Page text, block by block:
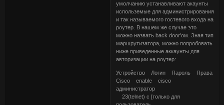
умолчанию устанавливают акаунты
использемые для администрирования
и так называемого гостевого входа на
роутер. В нашем же случае это
можно назвать back door'ом. Зная тип
маршрутизатора, можно попробовать
ниже приведенные аккаунты для
авторизации на роутер:
Устройство Логин Пароль Права
Cisco enable cisco
администратор
23(telnet) c [только для